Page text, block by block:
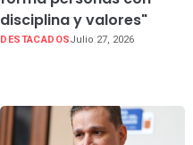
disciplina y valores"
DESTACADOSJulio 27, 2026